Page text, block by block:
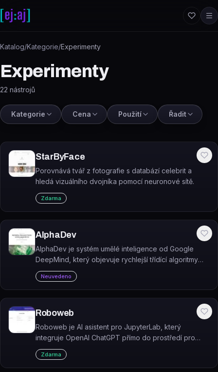
Katalog/Kategorie/Experimenty
Experimenty
22 nástrojů
Kategorie Cena Použití Řadit
StarByFace
Porovnává tvář z fotografie s databází celebrit a
hledá vizuálního dvojníka pomocí neuronové sítě.
Zdarma
AlphaDev
AlphaDev je systém umělé inteligence od Google
DeepMind, který objevuje rychlejší třídící algoritmy
pomocí technik reinforcement learningu.
Neuvedeno
Roboweb
Roboweb je AI asistent pro JupyterLab, který
integruje OpenAI ChatGPT přímo do prostředí pro
explorativní programování. Projekt již není aktivně
udržován.
Zdarma